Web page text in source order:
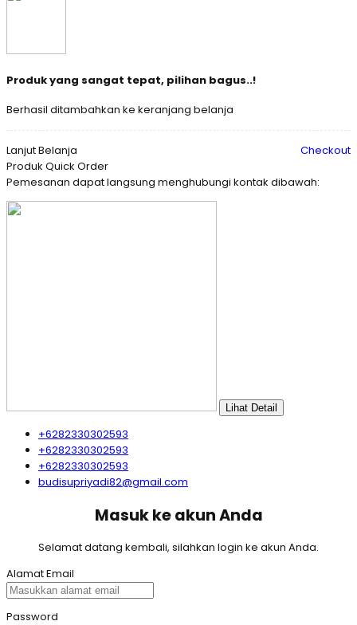
Produk yang sangat tepat, pilihan bagus..!
Berhasil ditambahkan ke keranjang belanja
Lanjut Belanja
Checkout
Produk Quick Order
Pemesanan dapat langsung menghubungi kontak dibawah:
Lihat Detail
+6282330302593
+6282330302593
+6282330302593
budisupriyadi82@gmail.com
Masuk ke akun Anda
Selamat datang kembali, silahkan login ke akun Anda.
Alamat Email
Password